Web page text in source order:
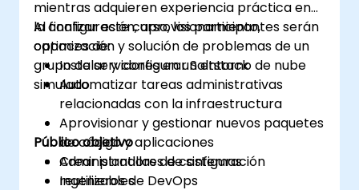
mientras adquieren experiencia práctica en
la configuración, aprovisionamiento,
optimización y solución de problemas de un
grupo de servidores en un entorno de nube
simulado.
Al finalizar este curso, los participantes serán
capaces de:
Instalar y configurar Saltstack
Automatizar tareas administrativas
relacionadas con la infraestructura
Aprovisionar y gestionar nuevos paquetes
de código y aplicaciones
Crear plantillas de configuración
reutilizables
Público objetivo
Administradores de sistemas
Ingenieros de DevOps